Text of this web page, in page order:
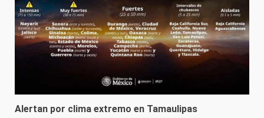
Alertan por clima extremo en Tamaulipas